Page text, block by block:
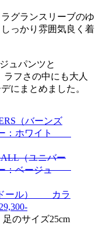
グランスリーブのゆ
っかり雰囲気良く着
ュパンツと
フさの中にも大人
にまとめました。
（バーンズ
：ホワイト
（ユニバー
ー：ベージュ
ドール） カラ
のサイズ25cm